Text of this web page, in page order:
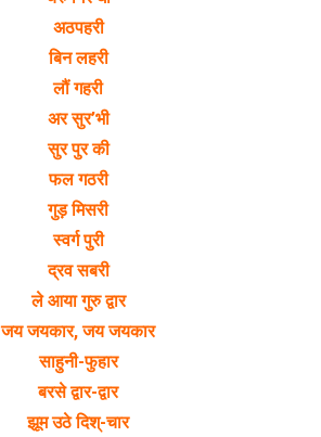
अठपहरी
बिन लहरी
लौं गहरी
अर सुर’भी
सुर पुर की
फल गठरी
गुड़ मिसरी
स्वर्ग पुरी
द्रव सबरी
ले आया गुरु द्वार
जय जयकार, जय जयकार
साहुनी-फुहार
बरसे द्वार-द्वार
झूम उठे दिश्-चार